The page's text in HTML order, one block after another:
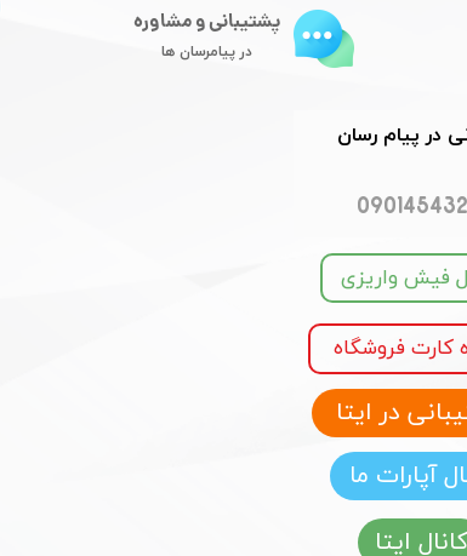
در پیام رسان
پشتیبانی و مشاوره
در پیامرسان ها
آپارات ما
فیش واریزی
کانال ایتا
کارت فروشگاه
در ایتا